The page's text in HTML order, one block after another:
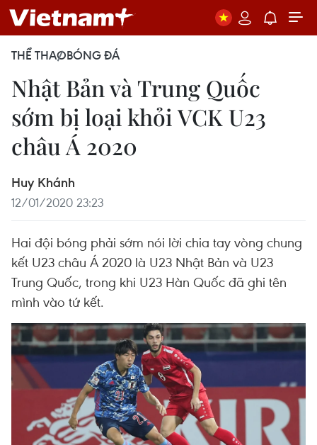
THỂ THAOBÓNG ĐÁ
Nhật Bản và Trung Quốc
sớm bị loại khỏi VCK U23
châu Á 2020
Huy Khánh
12/01/2020 23:23
Hai đội bóng phải sớm nói lời chia tay vòng chung
kết U23 châu Á 2020 là U23 Nhật Bản và U23
Trung Quốc, trong khi U23 Hàn Quốc đã ghi tên
mình vào tứ kết.